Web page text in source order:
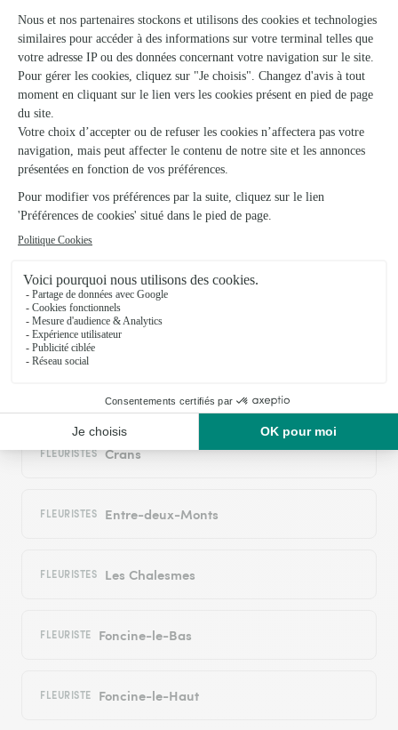
★ ★ ★ ★ ★
Accès facile et rapide
Accès facile et rapide
11/05/2026
Trustpilot Échantillon d'avis clients fourni via Trustpilot.
Montagne et autour : les villes proches
couvertes par le réseau Interflora
Chaux-des-Crotenay
FLEURISTES Crans
FLEURISTES Entre-deux-Monts
FLEURISTES Les Chalesmes
FLEURISTE Foncine-le-Bas
FLEURISTE Foncine-le-Haut